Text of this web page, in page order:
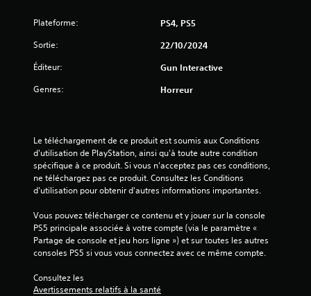
o
i
l
e
s
s
Plateforme: PS4, PS5
Sortie: 22/10/2024
Éditeur: Gun Interactive
Genres: Horreur
Le téléchargement de ce produit est soumis aux Conditions
d'utilisation de PlayStation, ainsi qu'à toute autre condition
spécifique à ce produit. Si vous n'acceptez pas ces conditions,
ne téléchargez pas ce produit. Consultez les Conditions
d'utilisation pour obtenir d'autres informations importantes.
Vous pouvez télécharger ce contenu et y jouer sur la console
PS5 principale associée à votre compte (via le paramètre «
Partage de console et jeu hors ligne ») et sur toutes les autres
consoles PS5 si vous vous connectez avec ce même compte.
Consultez les
Avertissements relatifs à la santé